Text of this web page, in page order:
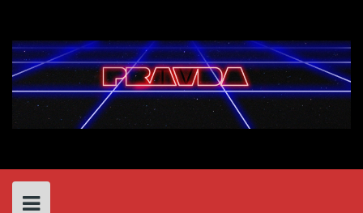
content